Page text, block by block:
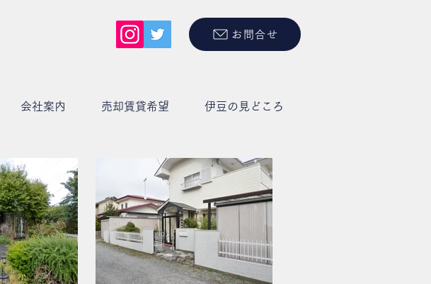
お問合せ
会社案内 売却賃貸希望 伊豆の見どころ